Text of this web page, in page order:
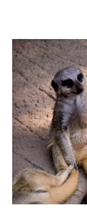
Natalja
5
790
0